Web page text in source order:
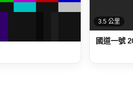
3.5 公里
國道一號